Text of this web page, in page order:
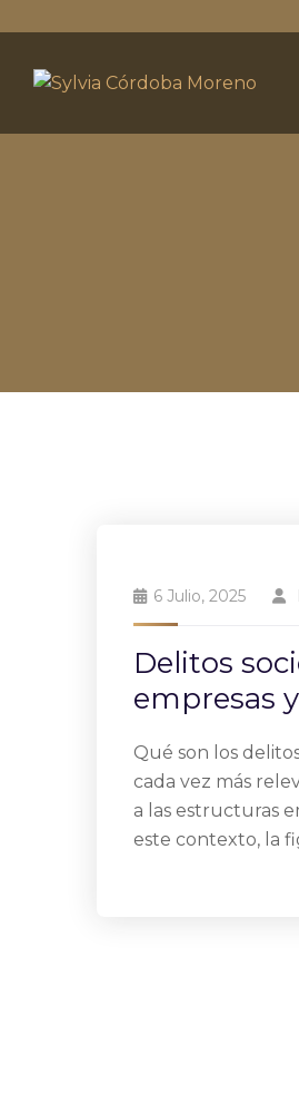
6 Julio, 2025
Delitos
empresas
Qué son los
cada vez más
a las estructuras
este contexto, la